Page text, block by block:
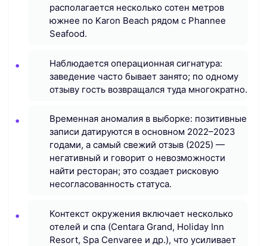
располагается несколько сотен метров
южнее по Karon Beach рядом с Phannee
Seafood.
Наблюдается операционная сигнатура:
заведение часто бывает занято; по одному
отзыву гость возвращался туда многократно.
Временная аномалия в выборке: позитивные
записи датируются в основном 2022–2023
годами, а самый свежий отзыв (2025) —
негативный и говорит о невозможности
найти ресторан; это создает рисковую
несогласованность статуса.
Контекст окружения включает несколько
отелей и спа (Centara Grand, Holiday Inn
Resort, Spa Cenvaree и др.), что усиливает